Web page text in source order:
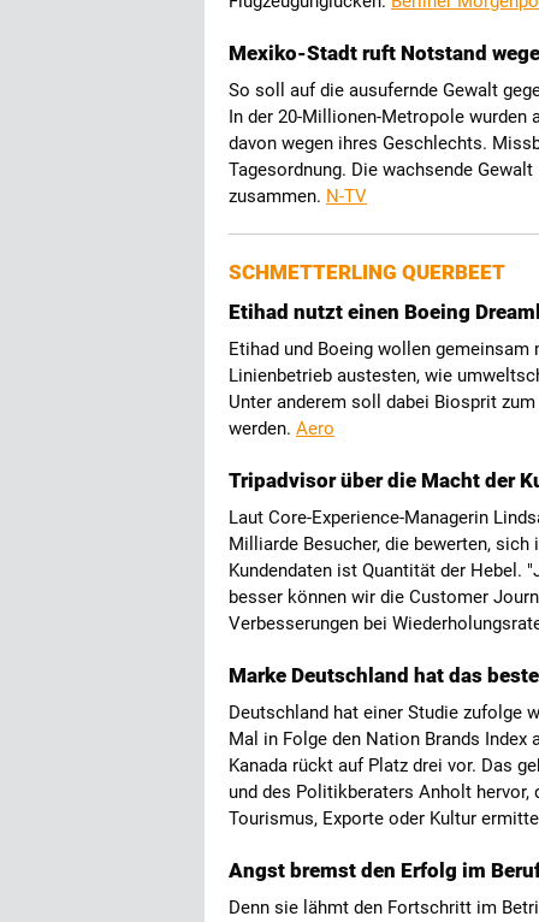
Mexiko-Stadt ruft Notstand
So soll auf die ausufernde Gewalt
In der 20-Millionen-Metropole wurden
davon wegen ihres Geschlechts.
Tagesordnung. Die wachsende
zusammen. N-TV
SCHMETTERLING QUERBEET
Etihad nutzt einen Boeing
Etihad und Boeing wollen
Linienbetrieb austesten, wie
Unter anderem soll dabei Biosprit
werden. Aero
Tripadvisor über die Macht der
Laut Core-Experience-Managerin
Milliarde Besucher, die bewerten,
Kundendaten ist Quantität der Hebel.
besser können wir die Customer
Verbesserungen bei
Marke Deutschland hat das
Deutschland hat einer Studie zufolge
Mal in Folge den Nation Brands
Kanada rückt auf Platz drei vor. Das
und des Politikberaters Anholt hervor,
Tourismus, Exporte oder Kultur
Angst bremst den Erfolg im
Denn sie lähmt den Fortschritt im